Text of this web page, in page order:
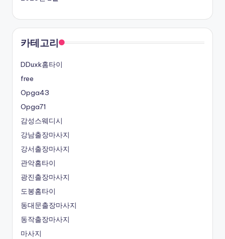
카테고리
DDuxk홈타이
free
Opga43
Opga71
감성스웨디시
강남출장마사지
강서출장마사지
관악홈타이
광진출장마사지
도봉홈타이
동대문출장마사지
동작출장마사지
마사지